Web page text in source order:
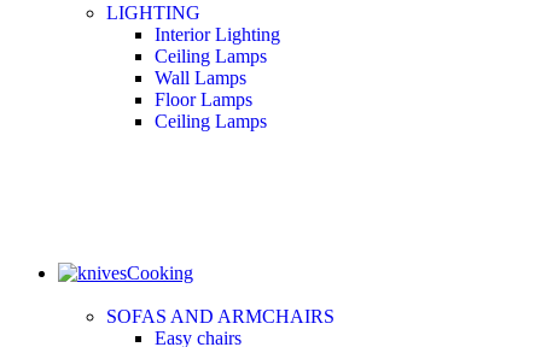
LIGHTING
Interior Lighting
Ceiling Lamps
Wall Lamps
Floor Lamps
Ceiling Lamps
Cooking
SOFAS AND ARMCHAIRS
Easy chairs